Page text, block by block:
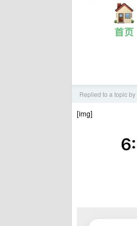
Replied to a topic by
[img]